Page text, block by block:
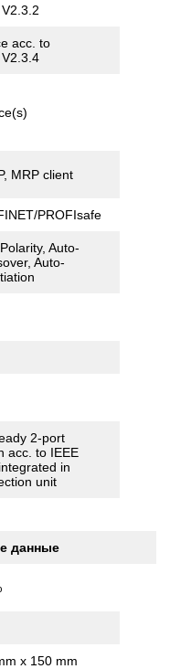
acc. to
MRP client
PROFIsafe
Auto-
Auto-
2-port
acc. to IEEE
in
unit
данные
x 150 mm